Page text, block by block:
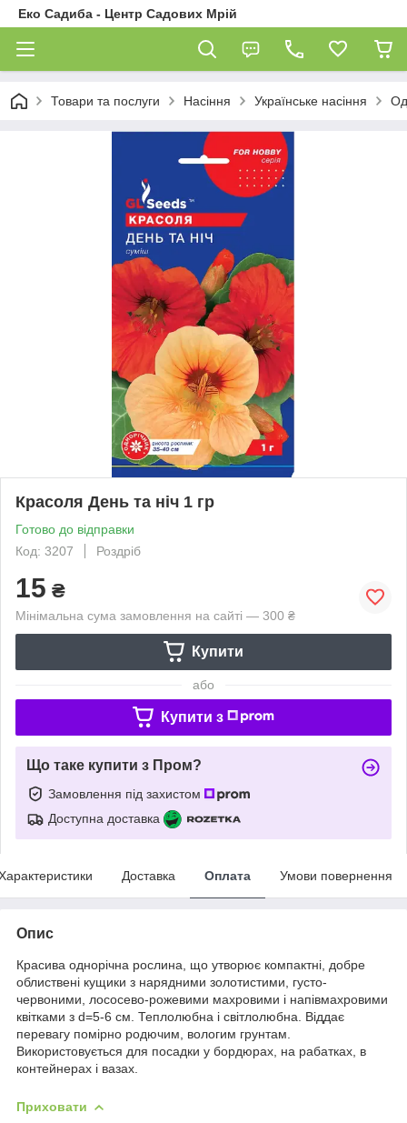
Еко Садиба - Центр Садових Мрій
Товари та послуги Насіння Українське насіння
Красоля День та ніч 1 гр
Готово до відправки
Код: 3207
Роздріб
15 ₴
Мінімальна сума замовлення на сайті — 300 ₴
Купити
або
Купити з
Що таке купити з Пром?
Замовлення під захистом
Доступна доставка
Доставка Оплата Умови повернення
Опис
Красива однорічна рослина, що утворює компактні, добре
облиствені кущики з нарядними золотистими, густо-
червоними, лососево-рожевими махровими і напівмахровими
квітками з d=5-6 см. Теплолюбна і світлолюбна. Віддає
перевагу помірно родючим, вологим грунтам.
Використовується для посадки у бордюрах, на рабатках, в
контейнерах і вазах.
Приховати